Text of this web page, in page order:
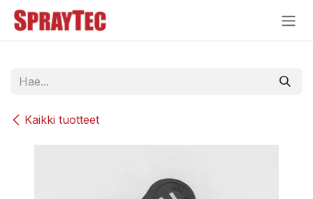
Siirry sisältöön
Kaikki tuotteet